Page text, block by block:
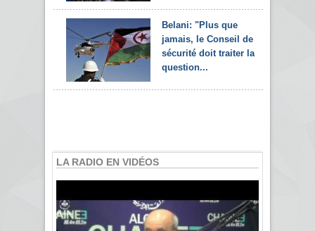
Belani: "Plus que
jamais, le Conseil de
sécurité doit traiter la
question...
LA RADIO EN VIDÉOS